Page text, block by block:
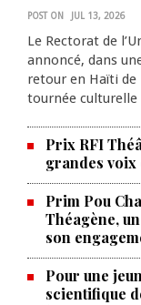
POST ON JUL 13, 2026
Le Rectorat de
annoncé, dans
retour en Haïti de
tournée culturelle
Prix RFI
grandes
Prim Pou
Théagène,
son
Pour une
scientifique